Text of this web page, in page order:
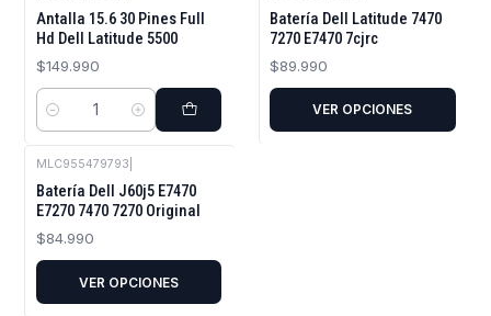
Antalla 15.6 30 Pines Full
Hd Dell Latitude 5500
$149.990
Cantidad
Batería Dell Latitude 7470
7270 E7470 7cjrc
$89.990
VER OPCIONES
MLC955479793
Batería Dell J60j5 E7470
E7270 7470 7270 Original
$84.990
VER OPCIONES